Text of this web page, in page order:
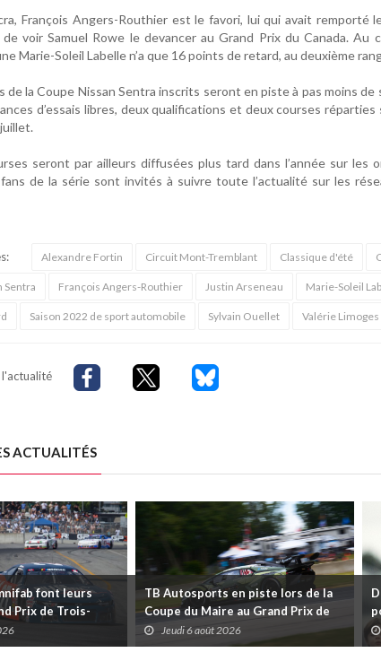
François Angers-Routhier est le favori, lui qui avait remporté
voir Samuel Rowe le devancer au Grand Prix du Canada. Au
Marie-Soleil Labelle n’a que 16 points de retard, au deuxième
de la Coupe Nissan Sentra inscrits seront en piste à pas moins
d’essais libres, deux qualifications et deux courses
seront par ailleurs diffusées plus tard dans l’année sur les
fans de la série sont invités à suivre toute l’actualité sur les
Alexandre Fortin Circuit Mont-Tremblant Classique d'été
Sentra François Angers-Routhier Justin Arseneau Marie-Soleil
Saison 2022 de sport automobile Sylvain Ouellet Valérie Limoges
ACTUALITÉS
font leurs
Prix de Trois-
format inspiré de
TB Autosports en piste lors de la
Coupe du Maire au Grand Prix de
Trois-Rivières
Jeudi 6 août 2026